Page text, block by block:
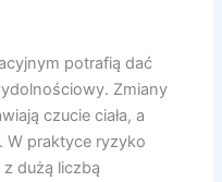
potrafią dać
Zmiany
czucie ciała, a
W praktyce ryzyko
dużą liczbą